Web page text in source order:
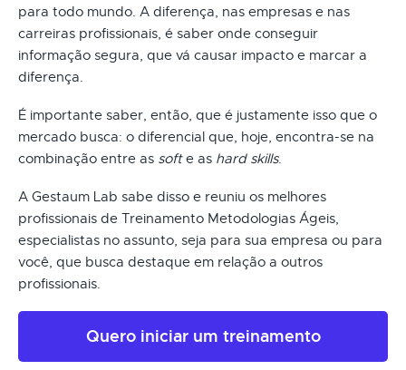
para todo mundo. A diferença, nas empresas e nas
carreiras profissionais, é saber onde conseguir
informação segura, que vá causar impacto e marcar a
diferença.
É importante saber, então, que é justamente isso que o
mercado busca: o diferencial que, hoje, encontra-se na
combinação entre as softe as hard skills.
A Gestaum Lab sabe disso e reuniu os melhores
profissionais de Treinamento Metodologias Ágeis,
especialistas no assunto, seja para sua empresa ou para
você, que busca destaque em relação a outros
profissionais.
Quero iniciar um treinamento